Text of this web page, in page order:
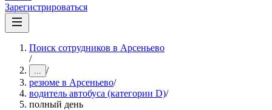
Зарегистрироваться
Поиск сотрудников в Арсеньево
/
... /
резюме в Арсеньево/
водитель автобуса (категории D)/
полный день